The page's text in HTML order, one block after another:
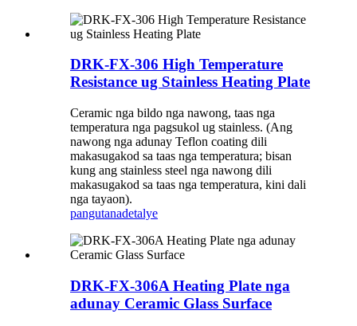
DRK-FX-306 High Temperature
Resistance ug Stainless Heating Plate
Ceramic nga bildo nga nawong, taas nga
temperatura nga pagsukol ug stainless. (Ang
nawong nga adunay Teflon coating dili
makasugakod sa taas nga temperatura; bisan
kung ang stainless steel nga nawong dili
makasugakod sa taas nga temperatura, kini dali
nga tayaon).
pangutanadetalye
DRK-FX-306A Heating Plate nga
adunay Ceramic Glass Surface